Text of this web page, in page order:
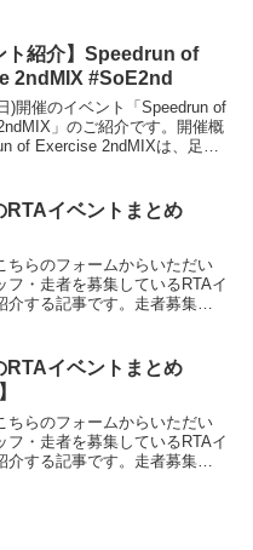
フェス、不思議フェス)は
ト紹介】Speedrun of
2ndMIX #SoE2nd
)開催のイベント「Speedrun of
」のご紹介です。開催概
of Exercise 2ndMIXは、足、
RTAイベントまとめ
ちらのフォームからいただい
フ・走者を募集しているRTAイ
介する記事です。走者募集
インRTAイベント開催...
RTAイベントまとめ
ちらのフォームからいただい
フ・走者を募集しているRTAイ
介する記事です。走者募集